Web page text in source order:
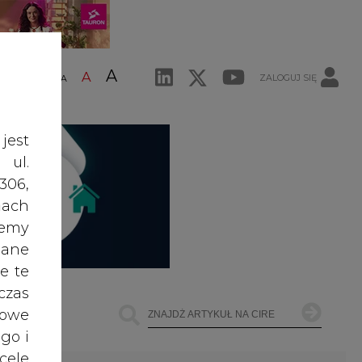
A A A ZALOGUJ SIĘ
ul.
te
i